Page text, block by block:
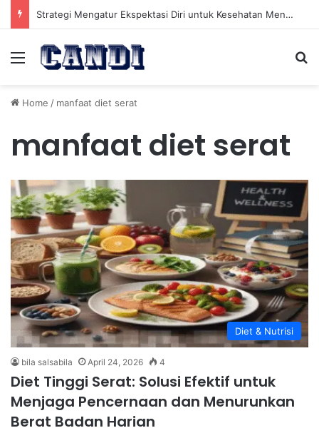
Strategi Mengatur Ekspektasi Diri untuk Kesehatan Mental yang Lebih Seimbang
Menu
Home / manfaat diet serat
manfaat diet serat
Diet & Nutrisi
bila salsabila April 24, 2026 4
Diet Tinggi Serat: Solusi Efektif untuk
Menjaga Pencernaan dan Menurunkan
Berat Badan Harian